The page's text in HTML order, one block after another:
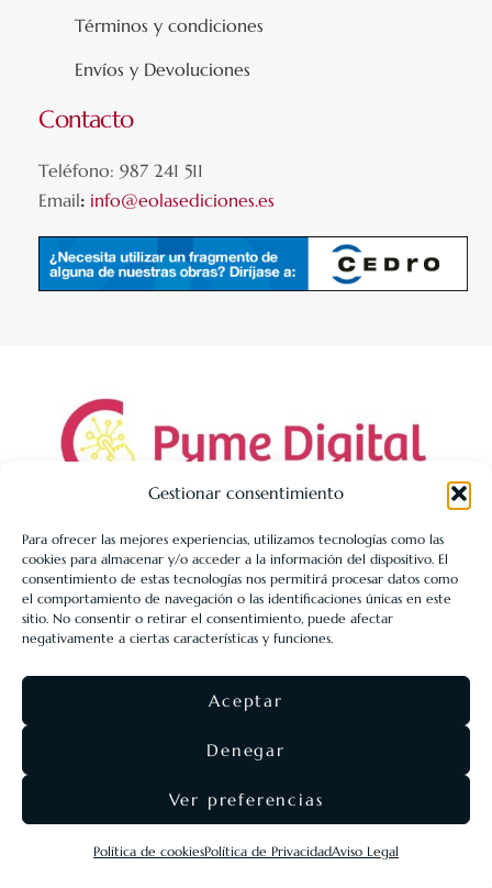
Gestionar consentimiento
Para ofrecer las mejores experiencias, utilizamos tecnologías como las
cookies para almacenar y/o acceder a la información del dispositivo. El
consentimiento de estas tecnologías nos permitirá procesar datos como
el comportamiento de navegación o las identificaciones únicas en este
sitio. No consentir o retirar el consentimiento, puede afectar
negativamente a ciertas características y funciones.
Aceptar
Denegar
Ver preferencias
Política de cookiesPolítica de PrivacidadAviso Legal
Términos y condiciones
Envíos y Devoluciones
Contacto
Teléfono: 987 241 511
Email: info@eolasediciones.es
LIBRERÍA UNIVERSITARIA LEÓN 1980 SLL ha sido beneficiaria
de Fondos Europeos, cuyo objetivo es la mejora de la
competitividad de las PYMES, y gracias al cual ha puesto en
marcha un Plan de Acción con el objetivo de reforzar la
digitalización y la competitividad de las pymes durante el año
2025. Para ello ha contado con el apoyo del Programa Pyme
Digital de la Cámara de Comercio de León.
Eolas Ediciones2026 ·SEO & diseño webAgencia